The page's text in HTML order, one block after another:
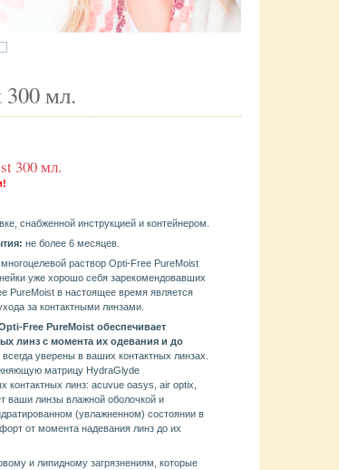
300 мл.
300 мл.
снабженной инструкцией и контейнером.
не более 6 месяцев.
раствор Opti-Free PureMoist
уже хорошо себя зарекомендовавших
PureMoist в настоящее время является
за контактными линзами.
Free PureMoist обеспечивает
линз с момента их одевания и до
уверены в ваших контактных линзах.
матрицу HydraGlyde
контактных линз: acuvue oasys, air optix,
ваши линзы влажной оболочкой и
(увлажненном) состоянии в
от момента надевания линз до их
и липидному загрязнениям, которые